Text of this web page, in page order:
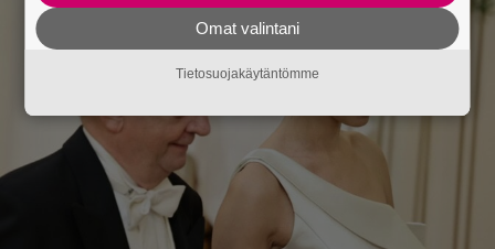
Omat valintani
Tietosuojakäytäntömme